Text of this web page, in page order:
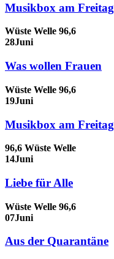
Musikbox am
Wüste Welle 96,6
28Juni
Was wollen Frauen
Wüste Welle 96,6
19Juni
Musikbox am
96,6 Wüste Welle
14Juni
Liebe für Alle
Wüste Welle 96,6
07Juni
Aus der Quarantäne